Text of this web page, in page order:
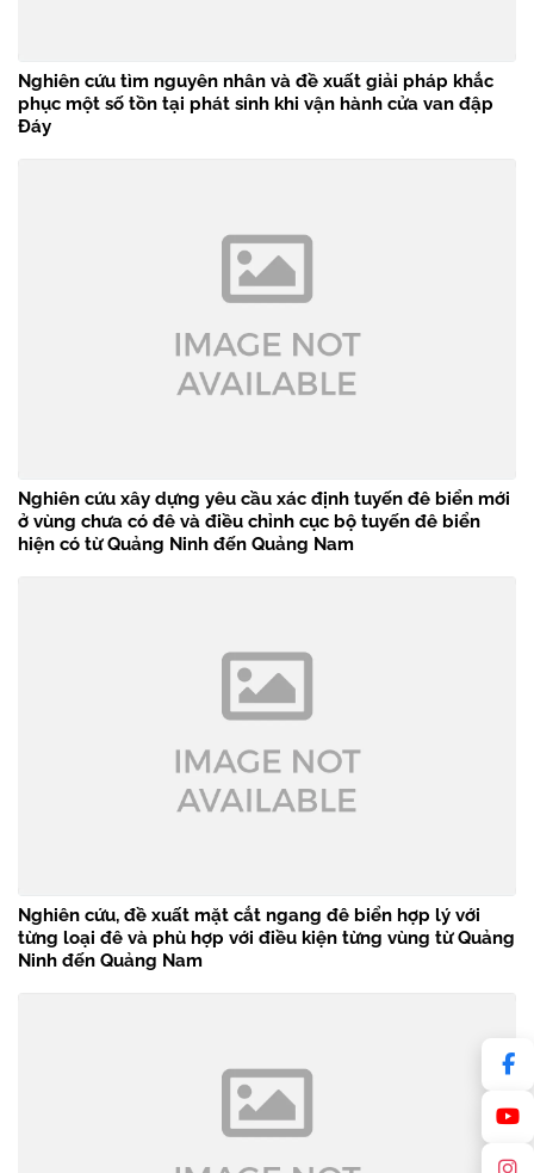
Nghiên cứu tìm nguyên nhân và đề xuất giải pháp khắc
phục một số tồn tại phát sinh khi vận hành cửa van đập
Đáy
Nghiên cứu xây dựng yêu cầu xác định tuyến đê biển mới
ở vùng chưa có đê và điều chỉnh cục bộ tuyến đê biển
hiện có từ Quảng Ninh đến Quảng Nam
Nghiên cứu, đề xuất mặt cắt ngang đê biển hợp lý với
từng loại đê và phù hợp với điều kiện từng vùng từ Quảng
Ninh đến Quảng Nam